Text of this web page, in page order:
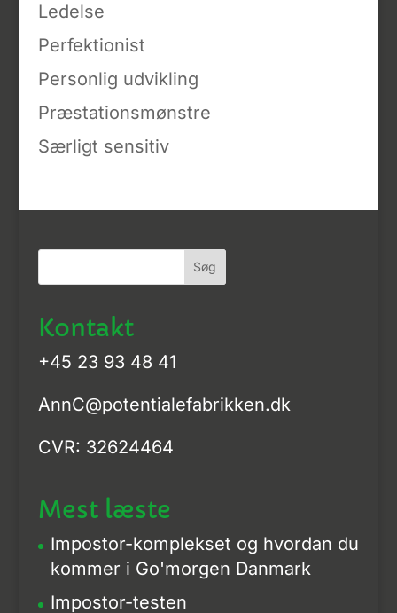
Ledelse
Perfektionist
Personlig udvikling
Præstationsmønstre
Særligt sensitiv
Kontakt
+45 23 93 48 41
AnnC@potentialefabrikken.dk
CVR: 32624464
Mest læste
Impostor-komplekset og hvordan du
kommer i Go'morgen Danmark
Impostor-testen